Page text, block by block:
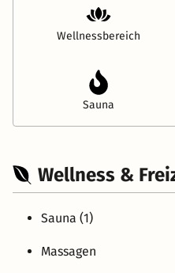
Wellnessbereich
Sauna
Wellness &
Sauna (1)
Massagen